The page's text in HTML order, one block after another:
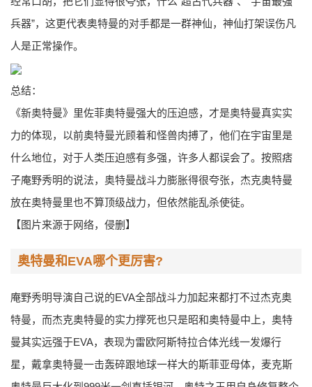
兵器”，这更代表奥特曼的对手都是一群神仙，神仙打架误伤凡
人是正常操作。
总结：
《新奥特曼》里佐菲奥特曼强大的压迫感，才是奥特曼真实实
力的体现，以前奥特曼光顾着和怪兽肉搏了，他们在宇宙里是
什么地位，对于人类压迫感有多强，许多人都误会了。按照痞
子庵野秀明的说法，奥特曼战斗力膨胀得很夸张，杰克奥特曼
放在奥特曼里也不算顶级战力，但依然能乱杀使徒。
【图片来源于网络，侵删】
奥特曼和EVA哪个更厉害?
庵野秀明导演自己说的EVA全部战斗力加起来都打不过杰克奥
特曼，而杰克奥特曼的实力撑死也只是昭和奥特曼中上，奥特
曼其实远强于EVA，表现为雷欧阿斯特拉合体光线一发爆行
星，戴拿奥特曼一击轰碎跟地球一样大的斯菲亚母体，麦克斯